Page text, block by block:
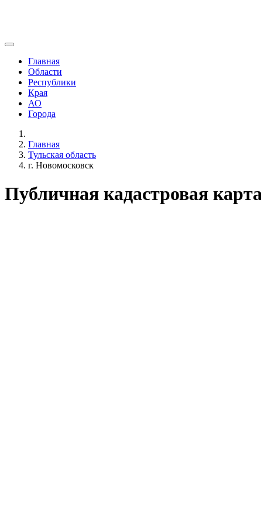
Главная
Области
Республики
Края
АО
Города
Главная
Тульская область
г. Новомосковск
Публичная кадастровая